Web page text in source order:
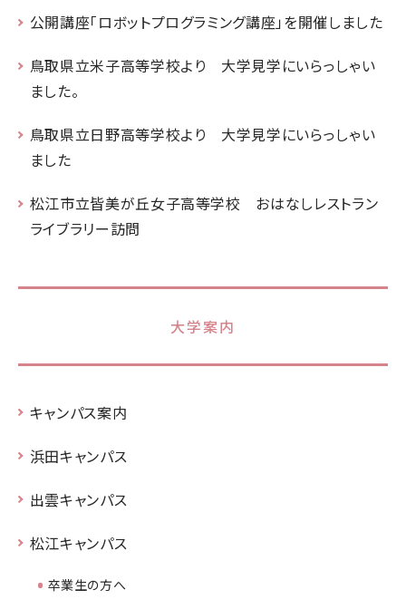
公開講座「ロボットプログラミング講座」を開催しました
鳥取県立米子高等学校より 大学見学にいらっしゃい
ました。
鳥取県立日野高等学校より 大学見学にいらっしゃい
ました
松江市立皆美が丘女子高等学校 おはなしレストラン
ライブラリー訪問
大学案内
キャンパス案内
浜田キャンパス
出雲キャンパス
松江キャンパス
卒業生の方へ